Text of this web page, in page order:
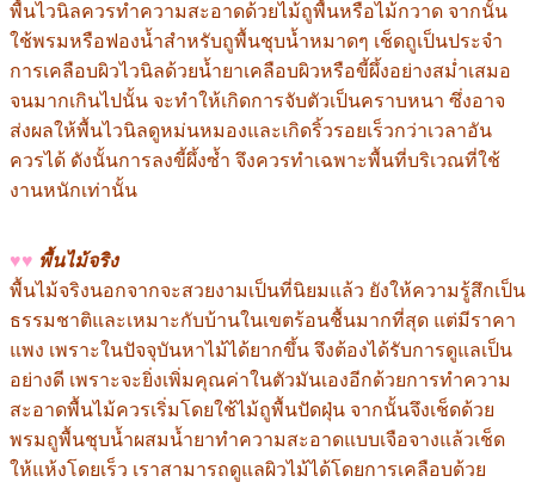
พื้นไวนิลควรทำความสะอาดด้วยไม้ถูพื้นหรือไม้กวาด จากนั้น
ใช้พรมหรือฟองน้ำสำหรับถูพื้นชุบน้ำหมาดๆ เช็ดถูเป็นประจำ
การเคลือบผิวไวนิลด้วยน้ำยาเคลือบผิวหรือขี้ผึ้งอย่างสม่ำเสมอ
จนมากเกินไปนั้น จะทำให้เกิดการจับตัวเป็นคราบหนา ซึ่งอาจ
ส่งผลให้พื้นไวนิลดูหม่นหมองและเกิดริ้วรอยเร็วกว่าเวลาอัน
ควรได้ ดังนั้นการลงขี้ผึ้งซ้ำ จึงควรทำเฉพาะพื้นที่บริเวณที่ใช้
งานหนักเท่านั้น
♥♥ พื้นไม้จริง
พื้นไม้จริงนอกจากจะสวยงามเป็นที่นิยมแล้ว ยังให้ความรู้สึกเป็น
ธรรมชาติและเหมาะกับบ้านในเขตร้อนชื้นมากที่สุด แต่มีราคา
แพง เพราะในปัจจุบันหาไม้ได้ยากขึ้น จึงต้องได้รับการดูแลเป็น
อย่างดี เพราะจะยิ่งเพิ่มคุณค่าในตัวมันเองอีกด้วยการทำความ
สะอาดพื้นไม้ควรเริ่มโดยใช้ไม้ถูพื้นปัดฝุ่น จากนั้นจึงเช็ดด้วย
พรมถูพื้นชุบน้ำผสมน้ำยาทำความสะอาดแบบเจือจางแล้วเช็ด
ให้แห้งโดยเร็ว เราสามารถดูแลผิวไม้ได้โดยการเคลือบด้วย